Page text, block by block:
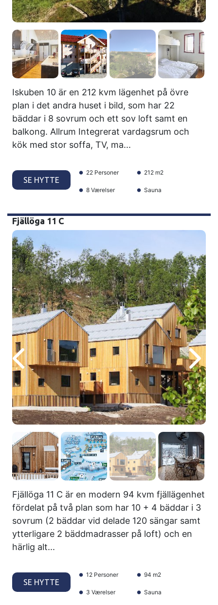
Iskuben 10 är en 212 kvm lägenhet på övre
plan i det andra huset i bild, som har 22
bäddar i 8 sovrum och ett sov loft samt en
balkong. Allrum Integrerat vardagsrum och
kök med stor soffa, TV, ma...
SE HYTTE
22 Personer 212 m2
8 Værelser Sauna
Fjällöga 11 C
Fjällöga 11 C är en modern 94 kvm fjällägenhet
fördelat på två plan som har 10 + 4 bäddar i 3
sovrum (2 bäddar vid delade 120 sängar samt
ytterligare 2 bäddmadrasser på loft) och en
härlig alt...
SE HYTTE
12 Personer 94 m2
3 Værelser Sauna